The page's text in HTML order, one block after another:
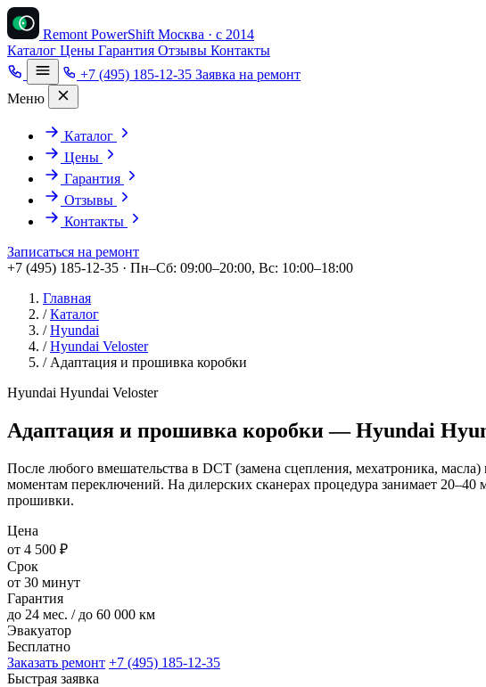
Remont PowerShift Москва · с 2014
Каталог Цены Гарантия Отзывы Контакты
+7 (495) 185-12-35 Заявка на ремонт
Меню
Каталог
Цены
Гарантия
Отзывы
Контакты
Записаться на ремонт
+7 (495) 185-12-35 · Пн–Сб: 09:00–20:00, Вс: 10:00–18:00
Главная
/ Каталог
/ Hyundai
/ Hyundai Veloster
/ Адаптация и прошивка коробки
Hyundai Hyundai Veloster
Адаптация и прошивка коробки — Hyundai
После любого вмешательства в DCT (замена сцепления, мехатроника,
моментам переключений. На дилерских сканерах процедура занимает
прошивки.
Цена
от 4 500 ₽
Срок
от 30 минут
Гарантия
до 24 мес. / до 60 000 км
Эвакуатор
Бесплатно
Заказать ремонт +7 (495) 185-12-35
Быстрая заявка